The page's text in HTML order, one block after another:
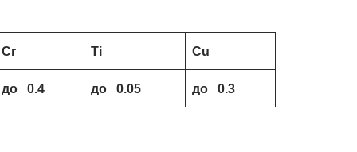
Cr Ti Cu
до 0.4 до 0.05 до 0.3